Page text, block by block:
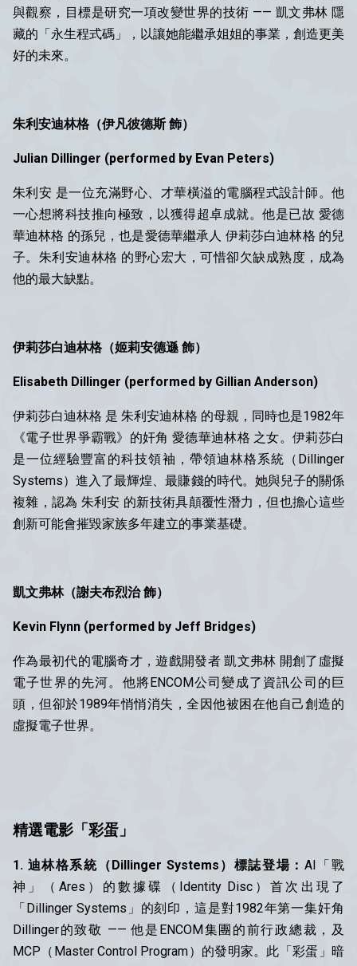
與觀察，目標是研究一項改變世界的技術 —— 凱文弗林 隱
藏的「永生程式碼」，以讓她能繼承姐姐的事業，創造更美
好的未來。
朱利安迪林格（伊凡彼德斯 飾）
Julian Dillinger (performed by Evan Peters)
朱利安 是一位充滿野心、才華橫溢的電腦程式設計師。他
一心想將科技推向極致，以獲得超卓成就。他是已故 愛德
華迪林格 的孫兒，也是愛德華繼承人 伊莉莎白迪林格 的兒
子。朱利安迪林格 的野心宏大，可惜卻欠缺成熟度，成為
他的最大缺點。
伊莉莎白迪林格（姬莉安德遜 飾）
Elisabeth Dillinger (performed by Gillian Anderson)
伊莉莎白迪林格 是 朱利安迪林格 的母親，同時也是1982年
《電子世界爭霸戰》的奸角 愛德華迪林格 之女。伊莉莎白
是一位經驗豐富的科技領袖，帶領迪林格系統（Dillinger
Systems）進入了最輝煌、最賺錢的時代。她與兒子的關係
複雜，認為 朱利安 的新技術具顛覆性潛力，但也擔心這些
創新可能會摧毀家族多年建立的事業基礎。
凱文弗林（謝夫布烈治 飾）
Kevin Flynn (performed by Jeff Bridges)
作為最初代的電腦奇才，遊戲開發者 凱文弗林 開創了虛擬
電子世界的先河。他將ENCOM公司變成了資訊公司的巨
頭，但卻於1989年悄悄消失，全因他被困在他自己創造的
虛擬電子世界。
精選電影「彩蛋」
1. 迪林格系統（Dillinger Systems）標誌登場： AI「戰
神」（Ares）的數據碟（Identity Disc）首次出現了
「Dillinger Systems」的刻印，這是對1982年第一集奸角
Dillinger的致敬 —— 他是ENCOM集團的前行政總裁，及
MCP（Master Control Program）的發明家。此「彩蛋」暗